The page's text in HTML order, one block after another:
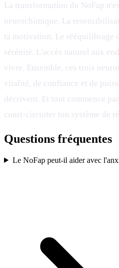
La transformation du NoFap
neurochimique. La
ta motivation. Le rééquilibrage
sérénité. L'accès naturel aux
vivre. Ensemble, ces trois
vitalité, de confiance et de
décrivent. Et tout commence
court-circuiter ton système de
Questions fréquentes
Le NoFap peut-il aider avec